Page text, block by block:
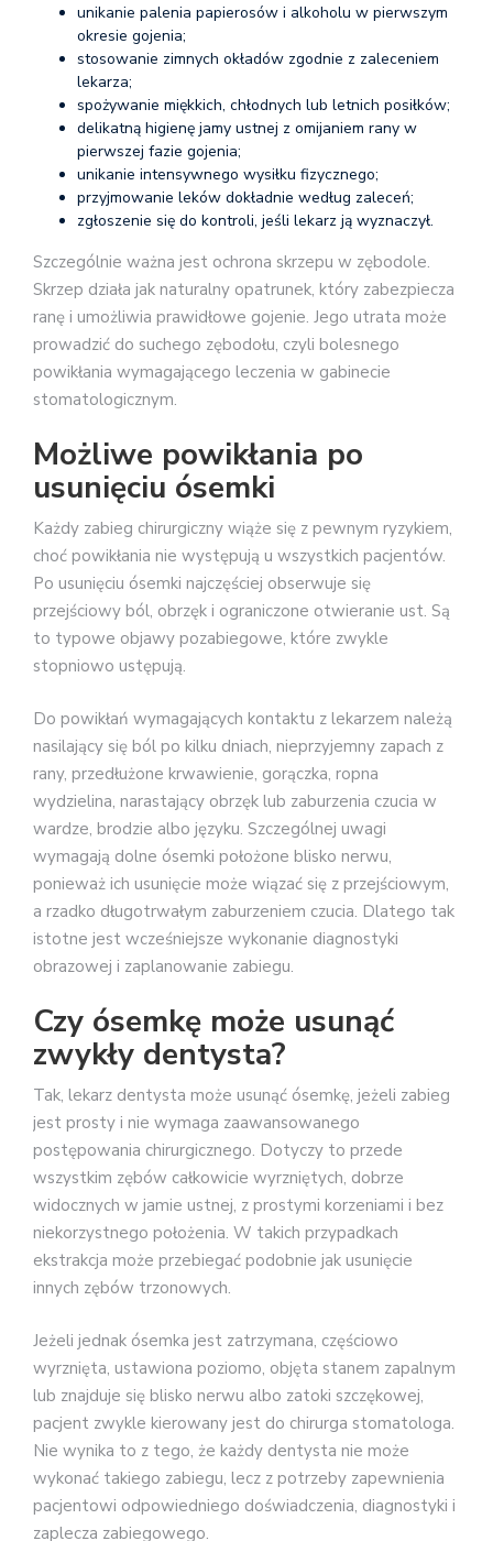
unikanie palenia papierosów i alkoholu w pierwszym
okresie gojenia;
stosowanie zimnych okładów zgodnie z zaleceniem
lekarza;
spożywanie miękkich, chłodnych lub letnich posiłków;
delikatną higienę jamy ustnej z omijaniem rany w
pierwszej fazie gojenia;
unikanie intensywnego wysiłku fizycznego;
przyjmowanie leków dokładnie według zaleceń;
zgłoszenie się do kontroli, jeśli lekarz ją wyznaczył.
Szczególnie ważna jest ochrona skrzepu w zębodole.
Skrzep działa jak naturalny opatrunek, który zabezpiecza
ranę i umożliwia prawidłowe gojenie. Jego utrata może
prowadzić do suchego zębodołu, czyli bolesnego
powikłania wymagającego leczenia w gabinecie
stomatologicznym.
Możliwe powikłania po
usunięciu ósemki
Każdy zabieg chirurgiczny wiąże się z pewnym ryzykiem,
choć powikłania nie występują u wszystkich pacjentów.
Po usunięciu ósemki najczęściej obserwuje się
przejściowy ból, obrzęk i ograniczone otwieranie ust. Są
to typowe objawy pozabiegowe, które zwykle
stopniowo ustępują.
Do powikłań wymagających kontaktu z lekarzem należą
nasilający się ból po kilku dniach, nieprzyjemny zapach z
rany, przedłużone krwawienie, gorączka, ropna
wydzielina, narastający obrzęk lub zaburzenia czucia w
wardze, brodzie albo języku. Szczególnej uwagi
wymagają dolne ósemki położone blisko nerwu,
ponieważ ich usunięcie może wiązać się z przejściowym,
a rzadko długotrwałym zaburzeniem czucia. Dlatego tak
istotne jest wcześniejsze wykonanie diagnostyki
obrazowej i zaplanowanie zabiegu.
Czy ósemkę może usunąć
zwykły dentysta?
Tak, lekarz dentysta może usunąć ósemkę, jeżeli zabieg
jest prosty i nie wymaga zaawansowanego
postępowania chirurgicznego. Dotyczy to przede
wszystkim zębów całkowicie wyrzniętych, dobrze
widocznych w jamie ustnej, z prostymi korzeniami i bez
niekorzystnego położenia. W takich przypadkach
ekstrakcja może przebiegać podobnie jak usunięcie
innych zębów trzonowych.
Jeżeli jednak ósemka jest zatrzymana, częściowo
wyrznięta, ustawiona poziomo, objęta stanem zapalnym
lub znajduje się blisko nerwu albo zatoki szczękowej,
pacjent zwykle kierowany jest do chirurga stomatologa.
Nie wynika to z tego, że każdy dentysta nie może
wykonać takiego zabiegu, lecz z potrzeby zapewnienia
pacjentowi odpowiedniego doświadczenia, diagnostyki i
zaplecza zabiegowego.